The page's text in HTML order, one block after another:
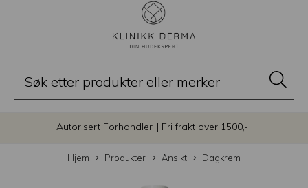
Autorisert Forhandler | Fri frakt over 1500,-
Hjem Produkter Ansikt Dagkrem